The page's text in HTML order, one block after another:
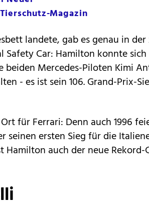
Magazin
landete, gab es genau in
Safety Car: Hamilton konnte
beiden Mercedes-Piloten Kimi
- es ist sein 106. Grand-Prix-
für Ferrari: Denn auch 1996
seinen ersten Sieg für die
Hamilton auch der neue Rekord-